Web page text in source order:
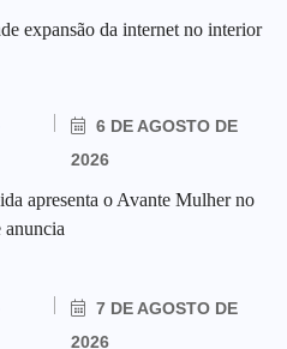
expansão da internet no interior
6 DE AGOSTO DE
2026
apresenta o Avante Mulher no
anuncia
7 DE AGOSTO DE
2026